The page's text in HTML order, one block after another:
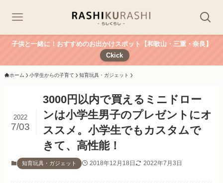
子供と一緒に！おすすめのお出かけスポット【和歌山・三重・奈良】
Ckick
ホーム 小学生からの子育て 知育玩具・ガジェット
3000円以内で買えるミニドロー
ンは小学生男子のプレゼントにオ
ススメ。小学生でもカスタムで
きて、高性能！
2022
7/03
知育玩具・ガジェット 2018年12月18日 2022年7月3日